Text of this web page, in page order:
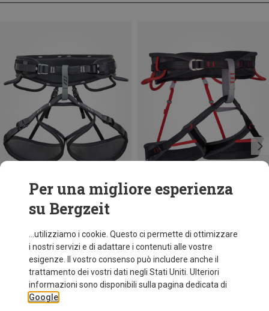
Taglie
Imbracatura da arrampicata Ascent
M-L | 75-90CM
L-XL | 85-100CM
Per una migliore esperienza
su Bergzeit
...utilizziamo i cookie. Questo ci permette di ottimizzare
i nostri servizi e di adattare i contenuti alle vostre
esigenze. Il vostro consenso può includere anche il
trattamento dei vostri dati negli Stati Uniti. Ulteriori
informazioni sono disponibili sulla pagina dedicata di
Google